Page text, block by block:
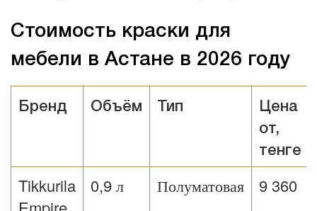
Стоимость краски для
мебели в Астане в 2026 году
Бренд Объём Тип
Цена
от,
тенге
Tikkurila
0,9 л Полуматовая 9 360